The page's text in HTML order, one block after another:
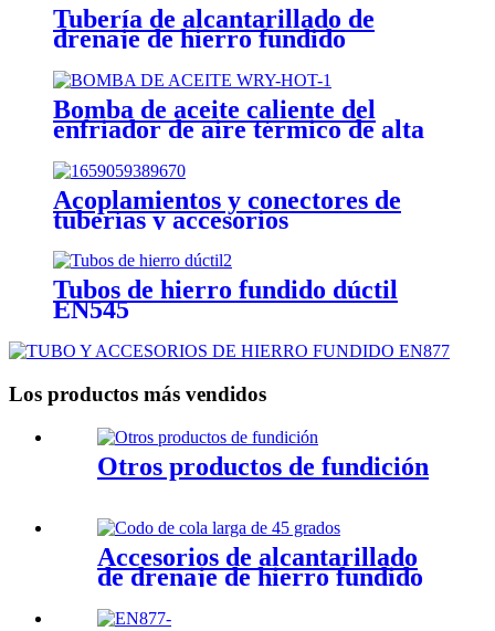
Tubería de alcantarillado de
drenaje de hierro fundido
Bomba de aceite caliente del
enfriador de aire térmico de alta
temperatura del aceite residual
crudo 350 grados
Acoplamientos y conectores de
tuberías y accesorios
Tubos de hierro fundido dúctil
EN545
Los productos más vendidos
Otros productos de fundición
Accesorios de alcantarillado
de drenaje de hierro fundido